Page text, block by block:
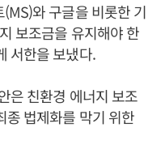
와 구글을 비롯한 기
보조금을 유지해야 한
서한을 보냈다.
은 친환경 에너지 보조
종 법제화를 막기 위한